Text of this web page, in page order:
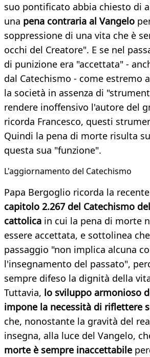
suo pontificato abbia chiesto di
una pena contraria al Vangelo
soppressione di una vita che è
occhi del Creatore". E se nel
di punizione era "accettata" -
dal Catechismo - come estremo
la società in assenza di
rendere inoffensivo l'autore del
ricorda Francesco, questi
Quindi la pena di morte risulta
questa sua "funzione".
L'aggiornamento del Catechismo
Papa Bergoglio ricorda la recente
capitolo 2.267 del Catechismo
cattolica in cui la pena di morte
essere accettata, e sottolinea
passaggio "non implica alcuna
l'insegnamento del passato",
sempre difeso la dignità della
Tuttavia, lo sviluppo armonioso
impone la necessità di riflettere
che, nonostante la gravità del
insegna, alla luce del Vangelo,
morte è sempre inaccettabile